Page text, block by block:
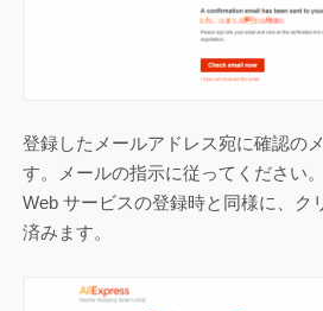
登録したメールアドレス宛に確認の
す。メールの指示に従ってください
Web サービスの登録時と同様に、ク
済みます。